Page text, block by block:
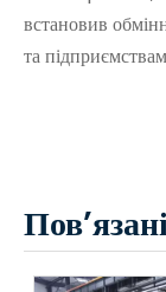
встановив
та